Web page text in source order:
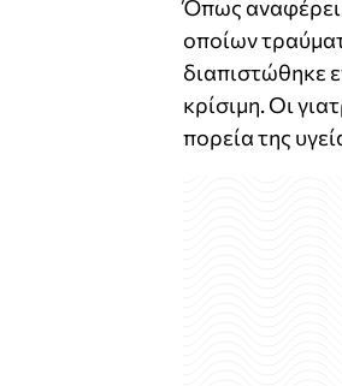
Όπως αναφέρει
οποίων
διαπιστώθηκε
κρίσιμη. Οι
πορεία της